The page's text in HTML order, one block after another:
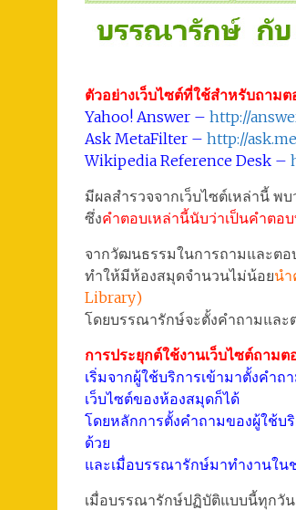
ตัวอย่างเว็บไซต์ที่ใช้สำหรับถามต
Yahoo! Answer – http://
Ask MetaFilter – http://
Wikipedia Reference Desk –
มีผลสำรวจจากเว็บไซต์เหล่านี้ พบ
ซึ่งคำตอบเหล่านี้นับว่าเป็นคำตอ
จากวัฒนธรรมในการถามและตอ
ทำให้มีห้องสมุดจำนวนไม่น้อยนำ
Library)
โดยบรรณารักษ์จะตั้งคำถามและ
การประยุกต์ใช้งานเว็บไซต์ถามต
เริ่มจากผู้ใช้บริการเข้ามาตั้งคำ
เว็บไซต์ของห้องสมุดก็ได้
โดยหลักการตั้งคำถามของผู้ใช้บ
ด้วย
และเมื่อบรรณารักษ์มาทำงานใน
เมื่อบรรณารักษ์ปฏิบัติแบบนี้ทุกวั